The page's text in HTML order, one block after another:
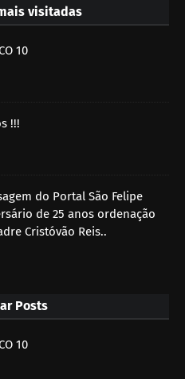
visitadas
10
!!!
do Portal São Felipe
de 25 anos ordenação
Cristóvão Reis..
Posts
10